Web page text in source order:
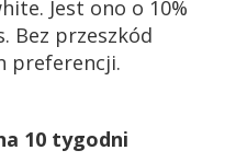
Jest ono o 10%
Bez przeszkód
preferencji.
10 tygodni